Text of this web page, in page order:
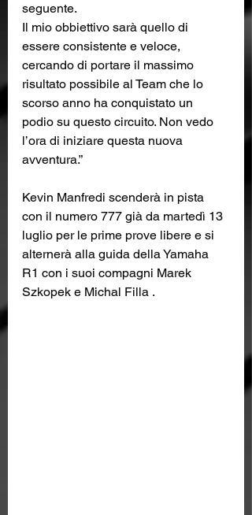
seguente.
Il mio obbiettivo sarà quello di
essere consistente e veloce,
cercando di portare il massimo
risultato possibile al Team che lo
scorso anno ha conquistato un
podio su questo circuito. Non vedo
l’ora di iniziare questa nuova
avventura.”
Kevin Manfredi scenderà in pista
con il numero 777 già da martedì 13
luglio per le prime prove libere e si
alternerà alla guida della Yamaha
R1 con i suoi compagni Marek
Szkopek e Michal Filla .